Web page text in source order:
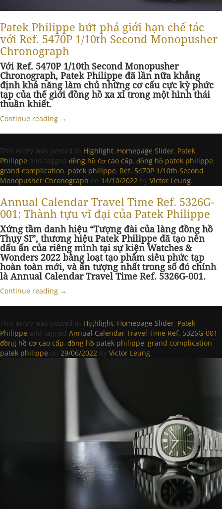
Patek Philippe bứt phá giới hạn chế tác
với Ref. 5470P 1/10th Second Monopusher
Chronograph
Với Ref. 5470P 1/10th Second Monopusher
Chronograph, Patek Philippe đã lần nữa khẳng
định khả năng làm chủ những cơ cấu cực kỳ phức
tạp của thế giới đồng hồ xa xỉ trong một hình thái
thuần khiết.
Continue reading →
This entry was posted in Highlight, Homepage Slider, Patek
Philippe and tagged đồng hồ cơ cao cấp, đồng hồ patek philippe,
grand complication, patek philippe, Ref. 5470P 1/10th Second
Monopusher Chronograph on 14/10/2022 by Victor Leung.
Annual Calendar Travel Time Ref. 5326G-
001: Thành tựu vĩ đại của Patek Philippe
Xứng tầm danh hiệu “Tượng đài của làng đồng hồ
Thụy Sĩ”, thương hiệu Patek Philippe đã tạo nên
dấu ấn của riêng mình tại sự kiện Watches &
Wonders 2022 bằng loạt tạo phẩm siêu phức tạp
hoàn toàn mới, và ấn tượng nhất trong số đó chính
là Annual Calendar Travel Time Ref. 5326G-001.
Continue reading →
This entry was posted in Highlight, Homepage Slider, Patek
Philippe and tagged Annual Calendar Travel Time Ref. 5326G-001 ,
đồng hồ cơ cao cấp, đồng hồ patek philippe, grand complication,
patek philippe on 29/06/2022 by Victor Leung.